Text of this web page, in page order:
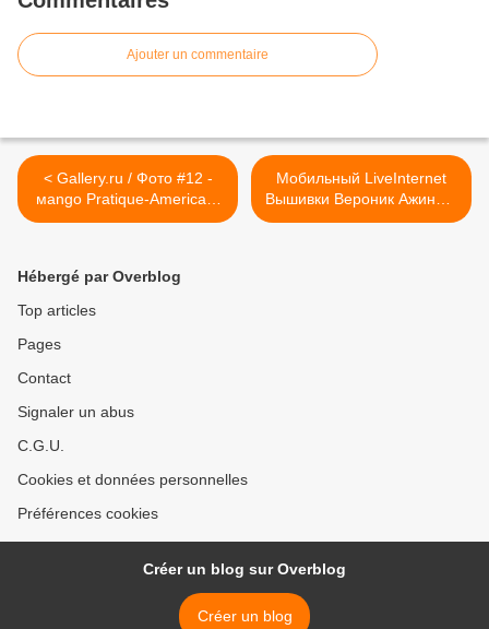
Ajouter un commentaire
< Gallery.ru / Фото #12 -
мango Pratique-America! -
Ulka1104
Мобильный LiveInternet
Вышивки Вероник Ажинер.
| GRACE5 - Дневник
Hébergé par Overblog
Top articles
Pages
Contact
Signaler un abus
C.G.U.
Cookies et données personnelles
Préférences cookies
Créer un blog sur Overblog
Créer un blog